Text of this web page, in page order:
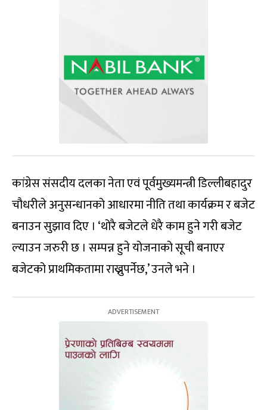
कांग्रेस संसदीय दलका नेता एवं पूर्वमुख्यमन्त्री डिल्लीबहादुर
चौधरीले अनुसन्धानको आधारमा नीति तथा कार्यक्रम र बजेट
बनाउन सुझाव दिए । ‘थोरै बजेटले धेरै काम हुने गरी बजेट
ल्याउन जरुरी छ । सम्पन्न हुने योजनाको सूची बनाएर
बजेटको प्राथमिकतामा राख्नुपर्नेछ,’ उनले भने ।